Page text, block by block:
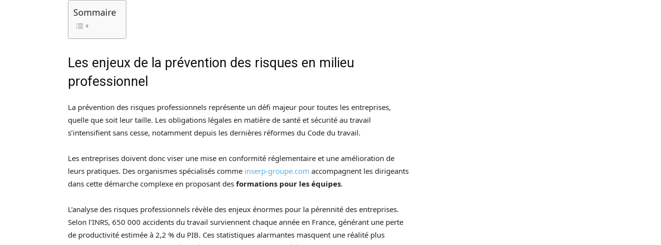
Sommaire
Les enjeux de la prévention des risques en milieu
professionnel
La prévention des risques professionnels représente un défi majeur pour toutes les entreprises,
quelle que soit leur taille. Les obligations légales en matière de santé et sécurité au travail
s’intensifient sans cesse, notamment depuis les dernières réformes du Code du travail.
Les entreprises doivent donc viser une mise en conformité réglementaire et une amélioration de
leurs pratiques. Des organismes spécialisés comme inserp-groupe.com accompagnent les dirigeants
dans cette démarche complexe en proposant des formations pour les équipes.
L’analyse des risques professionnels révèle des enjeux énormes pour la pérennité des entreprises.
Selon l’INRS, 650 000 accidents du travail surviennent chaque année en France, générant une perte
de productivité estimée à 2,2 % du PIB. Ces statistiques alarmantes masquent une réalité plus